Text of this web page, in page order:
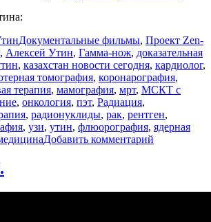
Рубрики
Документальные фильмы, Проект Zen-
, Алексей Утин, Гамма-нож, доказательная
, казахстан новости сегодня, кардиолог,
томография, коронарография,
терапия, мамография, мрт, МСКТ с
, онкология, пэт, Радиация,
, радионуклиды, рак, рентген,
, узи, утин, флюорография, ядерная
Добавить комментарий